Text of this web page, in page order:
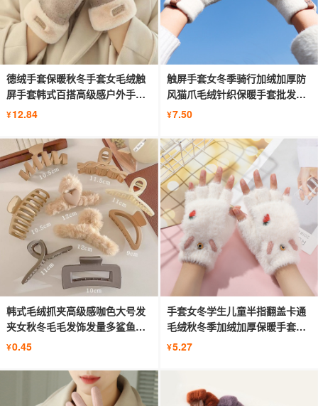
德绒手套保暖秋冬手套女毛绒触
屏手套韩式百搭高级感户外手套
批发
¥12.84
触屏手套女冬季骑行加绒加厚防
风猫爪毛绒针织保暖手套批发订
做
¥7.50
韩式毛绒抓夹高级感咖色大号发
夹女秋冬毛毛发饰发量多鲨鱼夹
头饰
¥0.45
手套女冬学生儿童半指翻盖卡通
毛绒秋冬季加绒加厚保暖手套批
发
¥5.27